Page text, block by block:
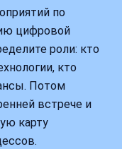
по
цифровой
роли: кто
кто
Потом
встрече и
карту